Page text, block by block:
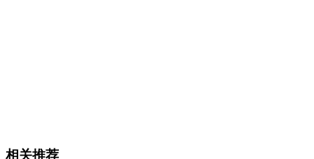
相关推荐